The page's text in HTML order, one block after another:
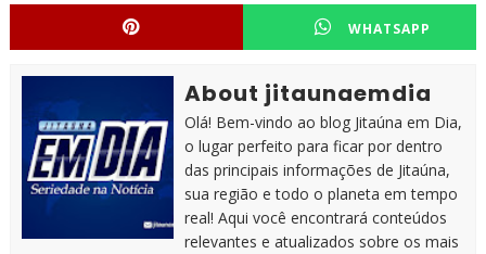
WHATSAPP
About jitaunaemdia
Olá! Bem-vindo ao blog Jitaúna em Dia,
o lugar perfeito para ficar por dentro
das principais informações de Jitaúna,
sua região e todo o planeta em tempo
real! Aqui você encontrará conteúdos
relevantes e atualizados sobre os mais